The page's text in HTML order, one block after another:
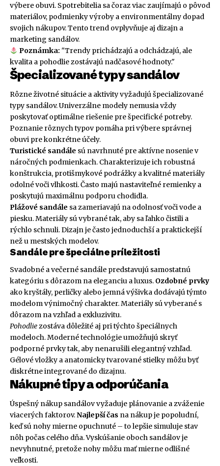
výbere obuvi. Spotrebitelia sa čoraz viac zaujímajú o pôvod
materiálov, podmienky výroby a environmentálny dopad
svojich nákupov. Tento trend ovplyvňuje aj dizajn a
marketing sandálov.
Poznámka: "Trendy prichádzajú a odchádzajú, ale
kvalita a pohodlie zostávajú nadčasové hodnoty."
Špecializované typy sandálov
Rôzne životné situácie a aktivity vyžadujú špecializované
typy sandálov. Univerzálne modely nemusia vždy
poskytovať optimálne riešenie pre špecifické potreby.
Poznanie rôznych typov pomáha pri výbere správnej
obuvi pre konkrétne účely.
Turistické sandále sú navrhnuté pre aktívne nosenie v
náročných podmienkach. Charakterizuje ich robustná
konštrukcia, protišmykové podrážky a kvalitné materiály
odolné voči vlhkosti. Často majú nastaviteľné remienky a
poskytujú maximálnu podporu chodidla.
Plážové sandále sa zameriavajú na odolnosť voči vode a
piesku. Materiály sú vybrané tak, aby sa ľahko čistili a
rýchlo schnuli. Dizajn je často jednoduchší a praktickejší
než u mestských modelov.
Sandále pre špeciálne príležitosti
Svadobné a večerné sandále predstavujú samostatnú
kategóriu s dôrazom na eleganciu a luxus. Ozdobné prvky
ako kryštály, perličky alebo jemná výšivka dodávajú týmto
modelom výnimočný charakter. Materiály sú vyberané s
dôrazom na vzhľad a exkluzivitu.
Pohodliezostáva dôležité aj pri týchto špeciálnych
modeloch. Moderné technológie umožňujú skryť
podporné prvky tak, aby nenarušili elegantný vzhľad.
Gélové vložky a anatomicky tvarované stielky môžu byť
diskrétne integrované do dizajnu.
Nákupné tipy a odporúčania
Úspešný nákup sandálov vyžaduje plánovanie a zváženie
viacerých faktorov.Najlepší čas na nákup je popoludní,
keď sú nohy mierne opuchnuté – to lepšie simuluje stav
nôh počas celého dňa. Vyskúšanie oboch sandálov je
nevyhnutné, pretože nohy môžu mať mierne odlišné
veľkosti.